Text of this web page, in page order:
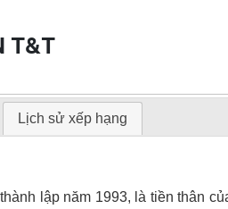
T&T
Lịch sử xếp hạng
lập năm 1993, là tiền thân